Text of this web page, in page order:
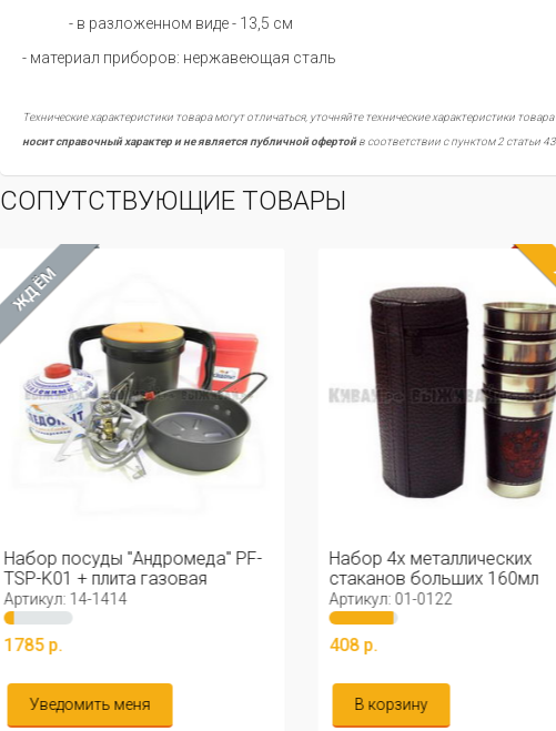
- в разложенном виде - 13,5 см
- материал приборов: нержавеющая сталь
Технические характеристики товара могут отличаться, уточняйте технические характеристики
носит справочный характер и не является публичной офертойв соответствии с пунктом 2 статьи
СОПУТСТВУЮЩИЕ ТОВАРЫ
Набор 4х металлических
стаканов больших 160мл
Артикул: 01-0122
408 р.
В корзину
Стакан складной
200мл
Артикул: 01-0615
250 р.
В корзину